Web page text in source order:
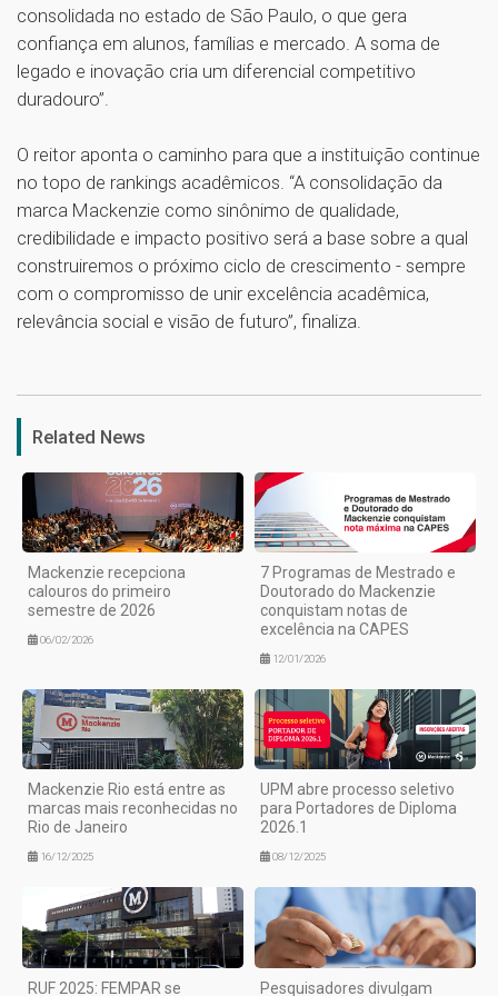
consolidada no estado de São Paulo, o que gera
confiança em alunos, famílias e mercado. A soma de
legado e inovação cria um diferencial competitivo
duradouro”.
O reitor aponta o caminho para que a instituição continue
no topo de rankings acadêmicos. “A consolidação da
marca Mackenzie como sinônimo de qualidade,
credibilidade e impacto positivo será a base sobre a qual
construiremos o próximo ciclo de crescimento - sempre
com o compromisso de unir excelência acadêmica,
relevância social e visão de futuro”, finaliza.
Related News
Mackenzie recepciona
calouros do primeiro
semestre de 2026
06/02/2026
7 Programas de Mestrado e
Doutorado do Mackenzie
conquistam notas de
excelência na CAPES
12/01/2026
Mackenzie Rio está entre as
marcas mais reconhecidas no
Rio de Janeiro
16/12/2025
UPM abre processo seletivo
para Portadores de Diploma
2026.1
08/12/2025
RUF 2025: FEMPAR se Pesquisadores divulgam